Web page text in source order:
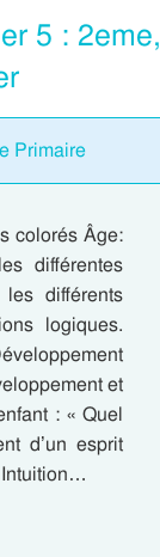
5 : 2eme,
Primaire
colorés Âge:
différentes
différents
logiques.
et
: « Quel
d’un esprit
Intuition…